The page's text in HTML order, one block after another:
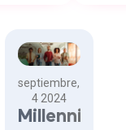
septiembre,
4 2024
Millennials